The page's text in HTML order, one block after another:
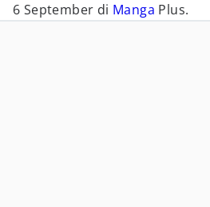
6 September di Manga Plus.